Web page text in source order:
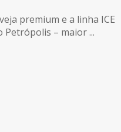
premium e a linha ICE
– maior ...